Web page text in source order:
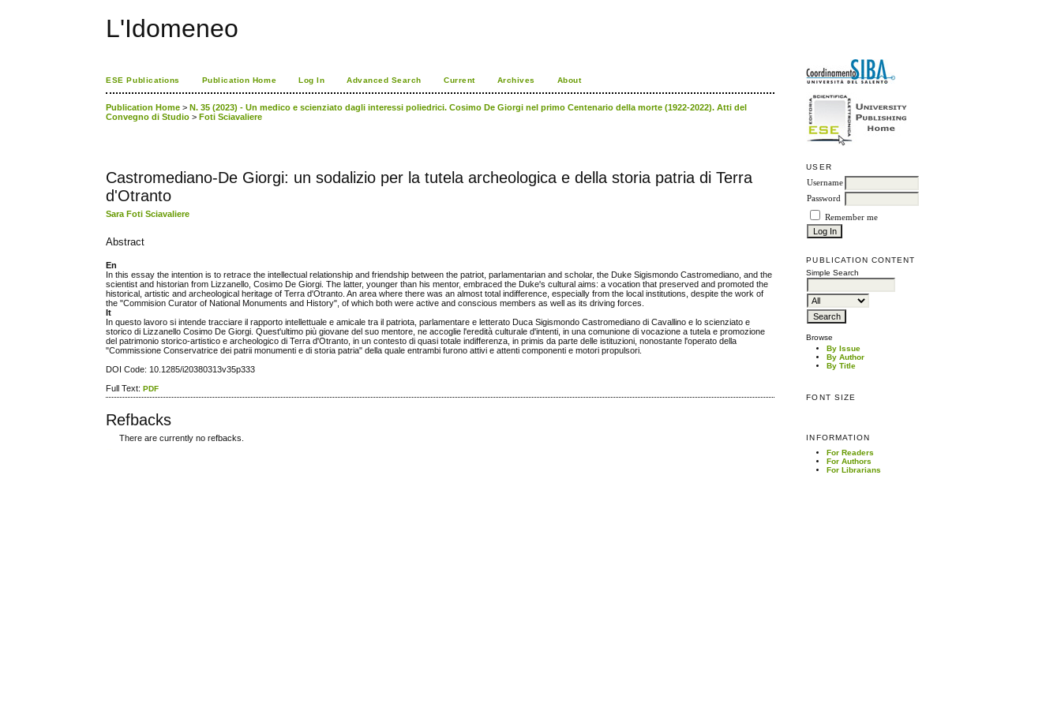
L'Idomeneo
USER
Username
Password
Remember me
PUBLICATION CONTENT
Simple Search
Browse
By Issue
By Author
By Title
FONT SIZE
INFORMATION
For Readers
For Authors
For Librarians
ESE Publications Publication Home Log In Advanced Search Current Archives About
Publication Home >N. 35 (2023) - Un medico e scienziato dagli interessi poliedrici. Cosimo De Giorgi nel primo Centenario della morte (1922-2022). Atti del
Convegno di Studio >Foti Sciavaliere
Castromediano-De Giorgi: un sodalizio per la tutela archeologica e della storia patria di Terra
d'Otranto
Sara Foti Sciavaliere
Abstract
En
In this essay the intention is to retrace the intellectual relationship and friendship between the patriot, parlamentarian and scholar, the Duke Sigismondo Castromediano, and the
scientist and historian from Lizzanello, Cosimo De Giorgi. The latter, younger than his mentor, embraced the Duke's cultural aims: a vocation that preserved and promoted the
historical, artistic and archeological heritage of Terra d'Otranto. An area where there was an almost total indifference, especially from the local institutions, despite the work of
the "Commision Curator of National Monuments and History", of which both were active and conscious members as well as its driving forces.
It
In questo lavoro si intende tracciare il rapporto intellettuale e amicale tra il patriota, parlamentare e letterato Duca Sigismondo Castromediano di Cavallino e lo scienziato e
storico di Lizzanello Cosimo De Giorgi. Quest'ultimo più giovane del suo mentore, ne accoglie l'eredità culturale d'intenti, in una comunione di vocazione a tutela e promozione
del patrimonio storico-artistico e archeologico di Terra d'Otranto, in un contesto di quasi totale indifferenza, in primis da parte delle istituzioni, nonostante l'operato della
"Commissione Conservatrice dei patrii monumenti e di storia patria" della quale entrambi furono attivi e attenti componenti e motori propulsori.
DOI Code: 10.1285/i20380313v35p333
Full Text:PDF
Refbacks
There are currently no refbacks.